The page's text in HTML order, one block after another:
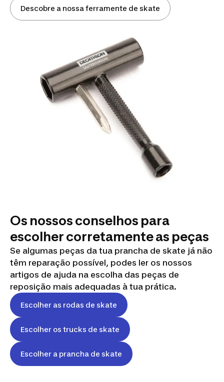
Descobre a nossa ferramente de skate
Os nossos conselhos para
escolher corretamente as peças
Se algumas peças da tua prancha de skate já não
têm reparação possível, podes ler os nossos
artigos de ajuda na escolha das peças de
reposição mais adequadas à tua prática.
Escolher as rodas de skate
Escolher os trucks de skate
Escolher a prancha de skate